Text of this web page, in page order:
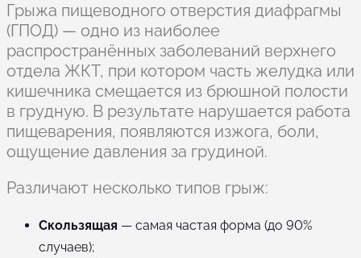
Грыжа пищеводного отверстия диафрагмы
(ГПОД) — одно из наиболее
распространённых заболеваний верхнего
отдела ЖКТ, при котором часть желудка или
кишечника смещается из брюшной полости
в грудную. В результате нарушается работа
пищеварения, появляются изжога, боли,
ощущение давления за грудиной.
Различают несколько типов грыж:
Скользящая — самая частая форма (до 90%
случаев);